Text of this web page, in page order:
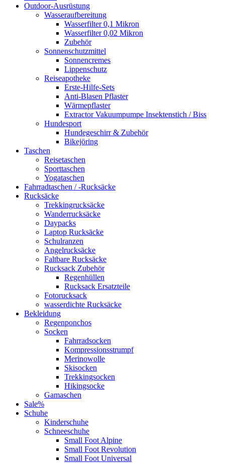
Outdoor-Ausrüstung
Wasseraufbereitung
Wasserfilter 0,1 Mikron
Wasserfilter 0,02 Mikron
Zubehör
Sonnenschutzmittel
Sonnencremes
Lippenschutz
Reiseapotheke
Erste-Hilfe-Sets
Anti-Blasen Pflaster
Wärmepflaster
Extractor Vakuumpumpe Insektenstich / Biss
Hundesport
Hundegeschirr & Zubehör
Bikejöring
Taschen
Reisetaschen
Sporttaschen
Yogataschen
Fahrradtaschen / -Rucksäcke
Rucksäcke
Trekkingrucksäcke
Wanderrucksäcke
Daypacks
Laptop Rucksäcke
Schulranzen
Angelrucksäcke
Faltbare Rucksäcke
Rucksack Zubehör
Regenhüllen
Rucksack Ersatzteile
Fotorucksack
wasserdichte Rucksäcke
Bekleidung
Regenponchos
Socken
Fahrradsocken
Kompressionsstrumpf
Merinowolle
Skisocken
Trekkingsocken
Hikingsocke
Gamaschen
Sale%
Schuhe
Kinderschuhe
Schneeschuhe
Small Foot Alpine
Small Foot Revolution
Small Foot Universal